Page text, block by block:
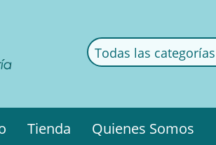
MyGoods
confianza.
Podrás
encontrar
Tienda Quienes Somos